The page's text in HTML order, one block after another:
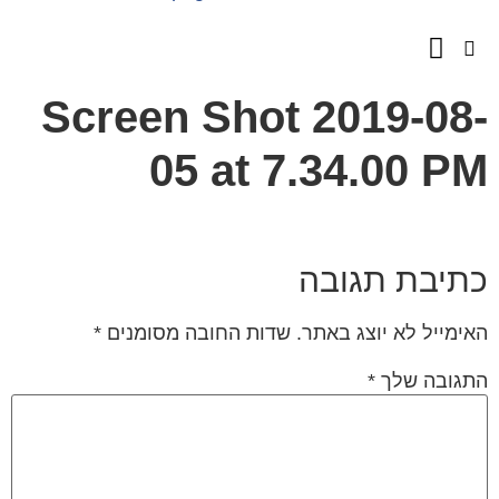
Screen Shot 2019-
05 at 7.34.00
תגובה
לא יוצג באתר. שדות החובה מסומנים*
שלך*